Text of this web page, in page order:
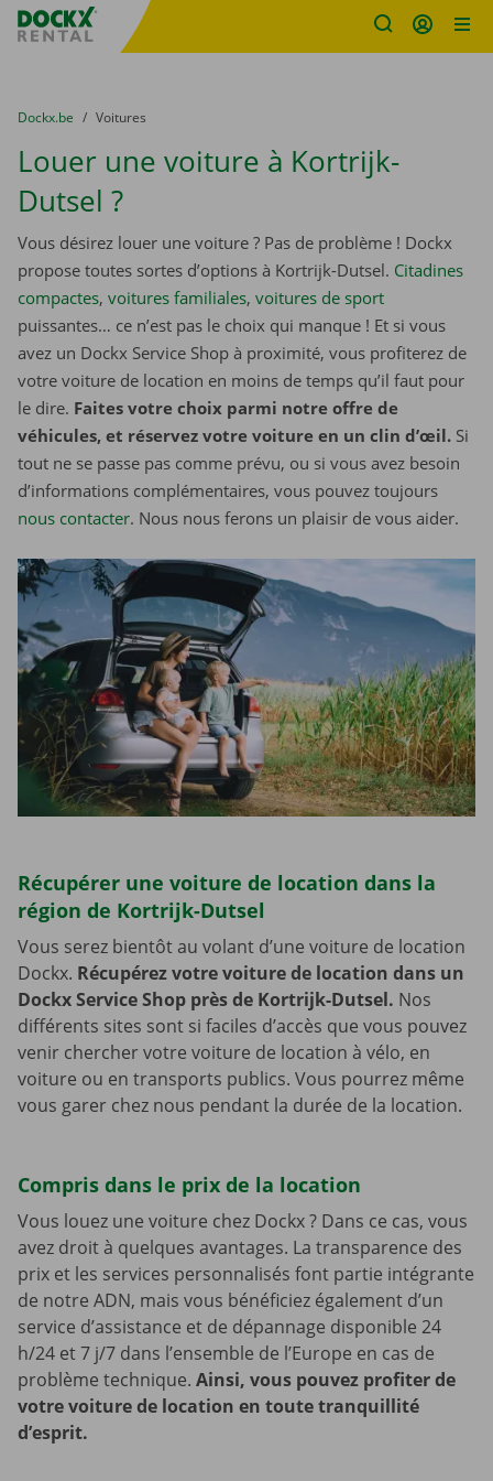
sitename
You are here:
du
Dockx.be to
Voitures
Louer une voiture à Kortrijk-
Dutsel ?
Vous désirez louer une voiture ? Pas de problème ! Dockx
propose toutes sortes d’options à Kortrijk-Dutsel. Citadines
compactes, voitures familiales, voitures de sport
puissantes… ce n’est pas le choix qui manque ! Et si vous
avez un Dockx Service Shop à proximité, vous profiterez de
votre voiture de location en moins de temps qu’il faut pour
le dire. Faites votre choix parmi notre offre de
véhicules, et réservez votre voiture en un clin d’œil. Si
tout ne se passe pas comme prévu, ou si vous avez besoin
d’informations complémentaires, vous pouvez toujours
nous contacter. Nous nous ferons un plaisir de vous aider.
Récupérer une voiture de location dans la
région de Kortrijk-Dutsel
Vous serez bientôt au volant d’une voiture de location
Dockx. Récupérez votre voiture de location dans un
Dockx Service Shop près de Kortrijk-Dutsel. Nos
différents sites sont si faciles d’accès que vous pouvez
venir chercher votre voiture de location à vélo, en
voiture ou en transports publics. Vous pourrez même
vous garer chez nous pendant la durée de la location.
Compris dans le prix de la location
Vous louez une voiture chez Dockx ? Dans ce cas, vous
avez droit à quelques avantages. La transparence des
prix et les services personnalisés font partie intégrante
de notre ADN, mais vous bénéficiez également d’un
service d’assistance et de dépannage disponible 24
h/24 et 7 j/7 dans l’ensemble de l’Europe en cas de
problème technique. Ainsi, vous pouvez profiter de
votre voiture de location en toute tranquillité
d’esprit.